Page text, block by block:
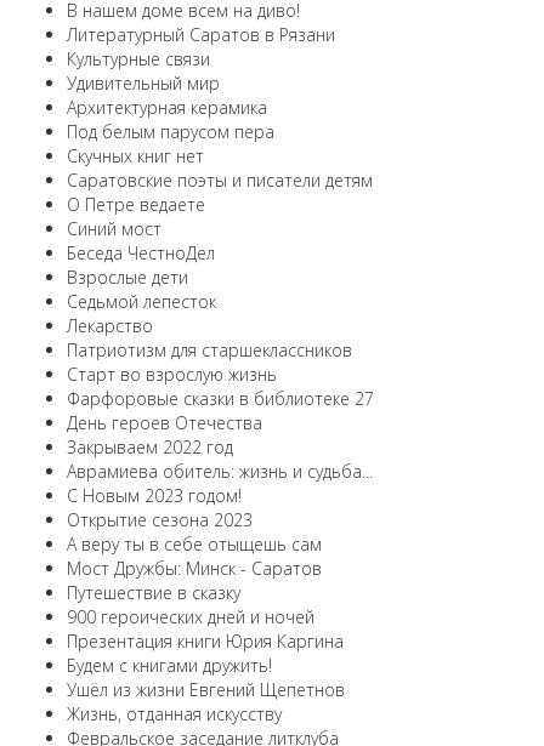
В нашем доме всем на диво!
Литературный Саратов в Рязани
Культурные связи
Удивительный мир
Архитектурная керамика
Под белым парусом пера
Скучных книг нет
Саратовские поэты и писатели детям
О Петре ведаете
Синий мост
Беседа ЧестноДел
Взрослые дети
Седьмой лепесток
Лекарство
Патриотизм для старшеклассников
Старт во взрослую жизнь
Фарфоровые сказки в библиотеке 27
День героев Отечества
Закрываем 2022 год
Аврамиева обитель: жизнь и судьба...
С Новым 2023 годом!
Открытие сезона 2023
А веру ты в себе отыщешь сам
Мост Дружбы: Минск - Саратов
Путешествие в сказку
900 героических дней и ночей
Презентация книги Юрия Каргина
Будем с книгами дружить!
Ушёл из жизни Евгений Щепетнов
Жизнь, отданная искусству
Февральское заседание литклуба